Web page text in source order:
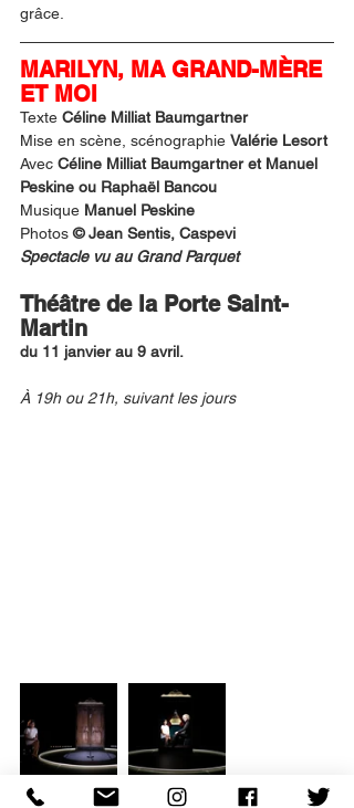
grâce.
MARILYN, MA GRAND-MÈRE
ET MOI
Texte Céline Milliat Baumgartner
Mise en scène, scénographie Valérie Lesort
Avec Céline Milliat Baumgartner et Manuel
Peskine ou Raphaël Bancou
Musique Manuel Peskine
Photos © Jean Sentis, Caspevi
Spectacle vu au Grand Parquet
Théâtre de la Porte Saint-
Martin
du 11 janvier au 9 avril.
À 19h ou 21h, suivant les jours